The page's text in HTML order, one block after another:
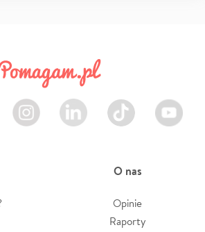
Instagram LinkedIn TikTok Youtube
O nas
Opinie
Raporty